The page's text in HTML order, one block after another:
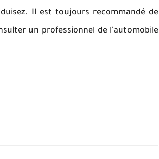
Il est toujours recommandé de
un professionnel de l'automobile